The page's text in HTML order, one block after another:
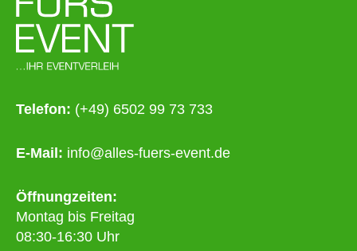
Telefon: (+49) 6502 99 73 733
E-Mail: info@alles-fuers-event.de
Öffnungzeiten:
Montag bis Freitag
08:30-16:30 Uhr